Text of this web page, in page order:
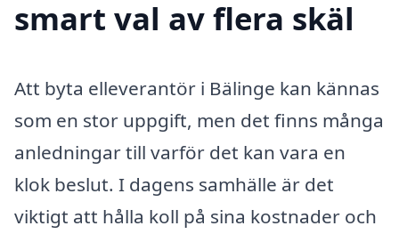
smart val av flera skäl
Att byta elleverantör i Bälinge kan kännas
som en stor uppgift, men det finns många
anledningar till varför det kan vara en
klok beslut. I dagens samhälle är det
viktigt att hålla koll på sina kostnader och